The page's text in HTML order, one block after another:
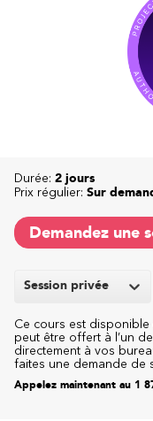
Session privée
Ce cours est disponible
peut être offert à l’un
directement à vos
faites une demande de
Appelez maintenant au 1
Durée: 2 jours
Prix régulier: Sur
Demandez une